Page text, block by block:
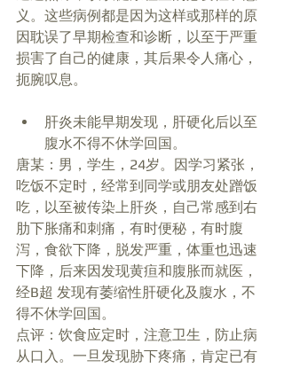
义。这些病例都是因为这样或那样的原
因耽误了早期检查和诊断，以至于严重
损害了自己的健康，其后果令人痛心，
扼腕叹息。
肝炎未能早期发现，肝硬化后以至
腹水不得不休学回国。
唐某：男，学生，24岁。因学习紧张，
吃饭不定时，经常到同学或朋友处蹭饭
吃，以至被传染上肝炎，自己常感到右
肋下胀痛和刺痛，有时便秘，有时腹
泻，食欲下降，脱发严重，体重也迅速
下降，后来因发现黄疸和腹胀而就医，
经B超 发现有萎缩性肝硬化及腹水，不
得不休学回国。
点评：饮食应定时，注意卫生，防止病
从口入。一旦发现胁下疼痛，肯定已有